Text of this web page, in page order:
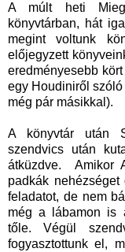
A múlt heti
könyvtárban, hát
megint voltunk
előjegyzett
eredményesebb
egy Houdiniről
még pár másikkal).
A könyvtár után
szendvics után
átküzdve. Amikor
padkák
feladatot, de nem
még a lábamon is
tőle. Végül
fogyasztottunk el,